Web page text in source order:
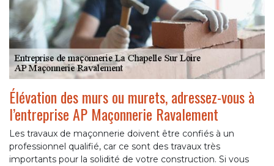
Élévation des murs ou murets, adressez-vous à
l’entreprise AP Maçonnerie Ravalement
Les travaux de maçonnerie doivent être confiés à un
professionnel qualifié, car ce sont des travaux très
importants pour la solidité de votre construction. Si vous